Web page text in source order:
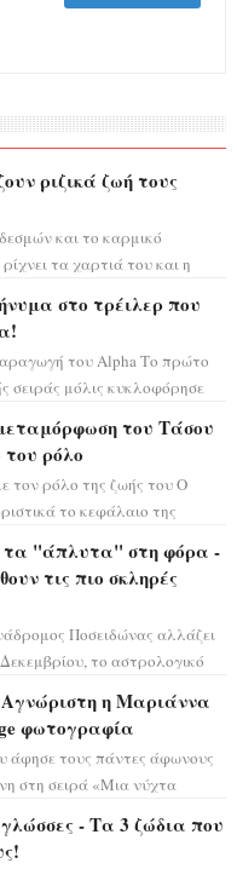
ριζικά ζωή τους
και το καρμικό
τα χαρτιά του και η
στο τρέιλερ που
του Alpha Το πρώτο
σειράς μόλις κυκλοφόρησε
του Τάσου
του ρόλο
τον ρόλο της ζωής του Ο
το κεφάλαιο της
τα "άπλυτα" στη φόρα -
τις πιο σκληρές
Ποσειδώνας αλλάζει
το αστρολογικό
η Μαριάννα
φωτογραφία
άφησε τους πάντες άφωνους
στη σειρά «Μια νύχτα
- Τα 3 ζώδια που